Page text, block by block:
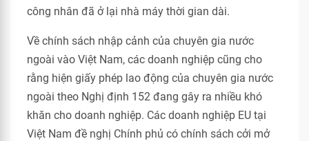
công nhân đã ở lại nhà máy thời gian dài.
Về chính sách nhập cảnh của chuyên gia nước
ngoài vào Việt Nam, các doanh nghiệp cũng cho
rằng hiện giấy phép lao động của chuyên gia nước
ngoài theo Nghị định 152 đang gây ra nhiều khó
khăn cho doanh nghiệp. Các doanh nghiệp EU tại
Việt Nam đề nghị Chính phủ có chính sách cởi mở